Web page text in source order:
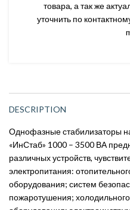
товара, а так же
уточнить по
DESCRIPTION
Однофазные стабилизаторы
«ИнСтаб» 1000 – 3500 ВА
различных устройств,
электропитания:
оборудования; систем
пожаротушения; холодильного